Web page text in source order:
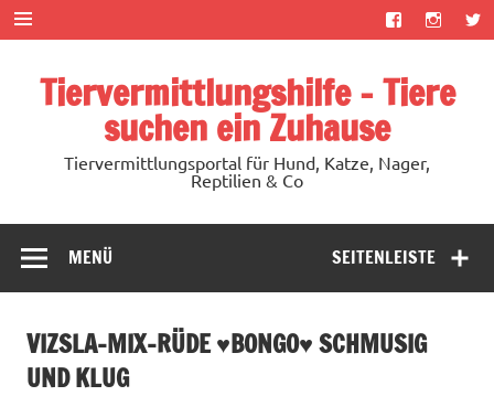
Zum
Inhalt
springen
Tiervermittlungshilfe – Tiere
suchen ein Zuhause
Tiervermittlungsportal für Hund, Katze, Nager,
Reptilien & Co
SEITENLEISTE
MENÜ
VIZSLA-MIX-RÜDE ♥BONGO♥ SCHMUSIG
UND KLUG